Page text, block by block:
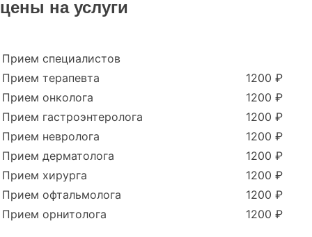
цены на услуги
Прием специалистов
Прием терапевта
1200 ₽
Прием онколога
1200 ₽
Прием гастроэнтеролога
1200 ₽
Прием невролога
1200 ₽
Прием дерматолога
1200 ₽
Прием хирурга
1200 ₽
Прием офтальмолога
1200 ₽
Прием орнитолога
1200 ₽